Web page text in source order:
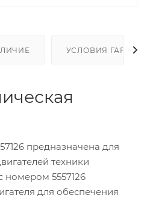
УСЛОВИЯ
предназначена для
техники
номером 5557126
для обеспечения